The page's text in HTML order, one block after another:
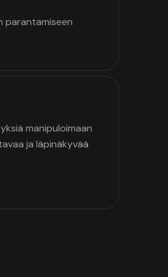
parantamiseen
manipuloimaan
ja läpinäkyvää